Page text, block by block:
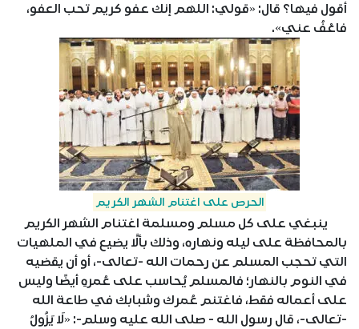
أقول فيها؟ قال: «قولي: اللهم إنك عفو كريم تحب العفو،
فاعْفُ عني».
الحرص على اغتنام الشهر الكريم
ينبغي على كل مسلم ومسلمة اغتنام الشهر الكريم
بالمحافظة على ليله ونهاره، وذلك بألَّا يضيع في الملهيات
التي تحجب المسلم عن رحمات الله -تعالى-، أو أن يقضيه
في النوم بالنهار؛ فالمسلم يُحاسب على عُمرهِ أيضًا وليس
على أعماله فقط، فاغتنم عُمرك وشبابك في طاعة الله
-تعالى-، قال رسول الله - صلى الله عليه وسلم-: «لَا يَزُولُ